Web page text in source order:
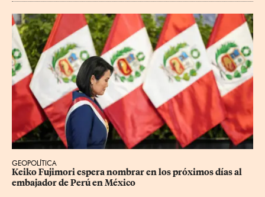
GEOPOLÍTICA
Keiko Fujimori espera nombrar en los próximos días al
embajador de Perú en México